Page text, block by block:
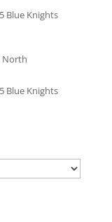
Blue Knights
North
Blue Knights